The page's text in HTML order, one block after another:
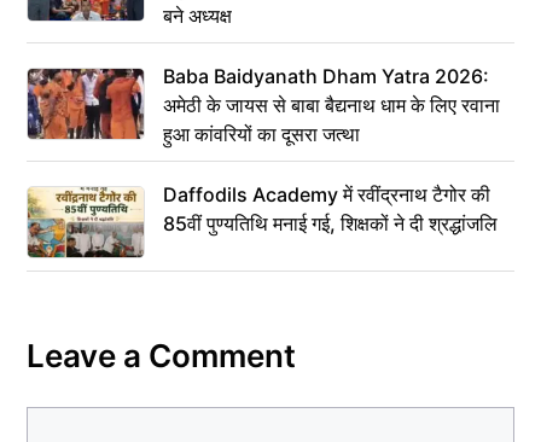
बने अध्यक्ष
Baba Baidyanath Dham Yatra 2026:
अमेठी के जायस से बाबा बैद्यनाथ धाम के लिए रवाना
हुआ कांवरियों का दूसरा जत्था
Daffodils Academy में रवींद्रनाथ टैगोर की
85वीं पुण्यतिथि मनाई गई, शिक्षकों ने दी श्रद्धांजलि
Leave a Comment